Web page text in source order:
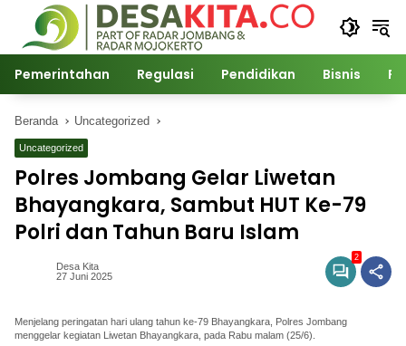
Langsung
konten
Pemerintahan Regulasi Pendidikan Bisnis
Beranda Uncategorized
Uncategorized
Polres Jombang Gelar Liwetan
Bhayangkara, Sambut HUT Ke-79
Polri dan Tahun Baru Islam
Desa Kita
27 Juni 2025
2
Menjelang peringatan hari ulang tahun ke-79 Bhayangkara, Polres Jombang
menggelar kegiatan Liwetan Bhayangkara, pada Rabu malam (25/6).